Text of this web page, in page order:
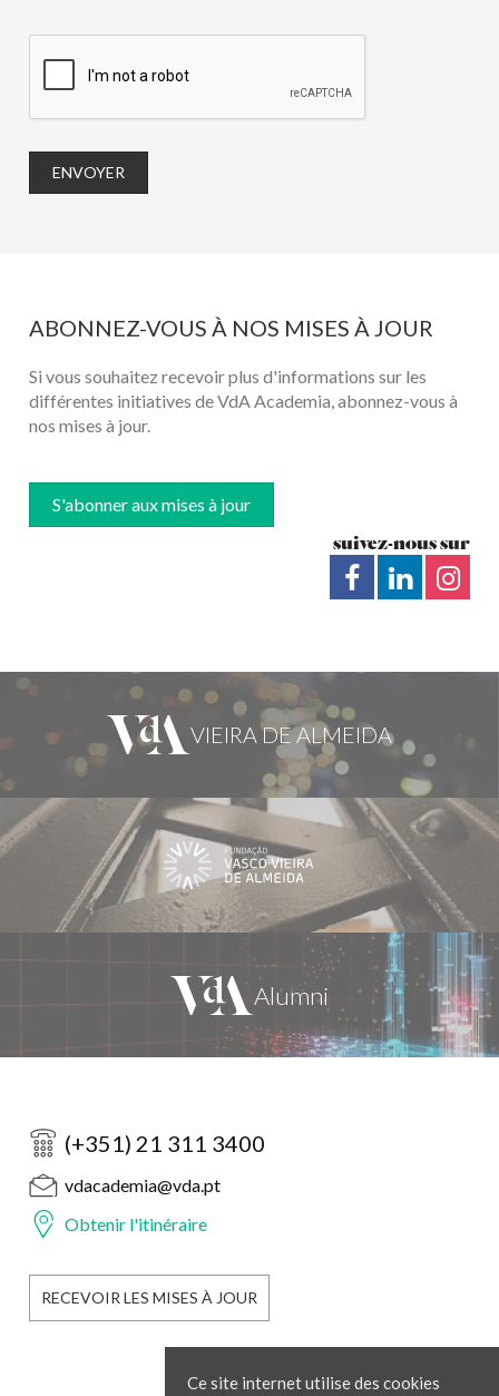
ENVOYER
ABONNEZ-VOUS À NOS MISES À JOUR
Si vous souhaitez recevoir plus d'informations sur les
différentes initiatives de VdA Academia, abonnez-vous à
nos mises à jour.
S'abonner aux mises à jour
suivez-nous sur
(+351) 21 311 3400
vdacademia@vda.pt
Obtenir l'itinéraire
RECEVOIR LES MISES À JOUR
Ce site internet utilise des cookies